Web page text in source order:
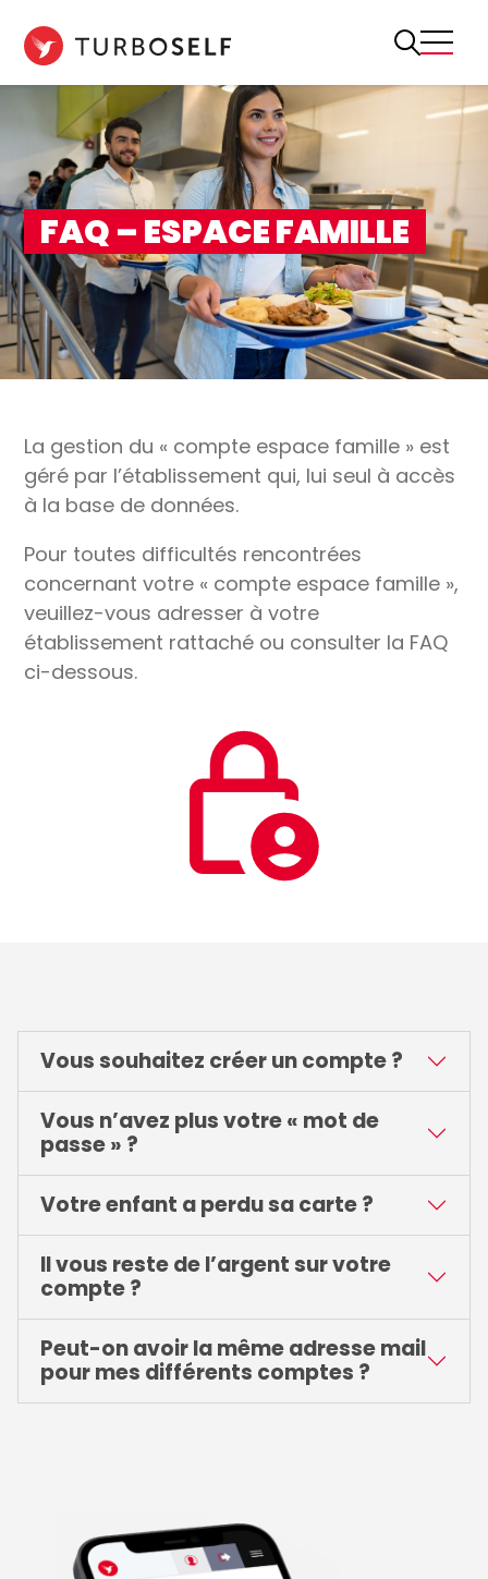
contenu
FAQ – ESPACE FAMILLE
La gestion du « compte espace famille » est
géré par l’établissement qui, lui seul à accès
à la base de données.
Pour toutes difficultés rencontrées
concernant votre « compte espace famille »,
veuillez-vous adresser à votre
établissement rattaché ou consulter la FAQ
ci-dessous.
Vous souhaitez créer un compte ?
Vous n’avez plus votre « mot de
passe » ?
Votre enfant a perdu sa carte ?
Il vous reste de l’argent sur votre
compte ?
Peut-on avoir la même adresse mail
pour mes différents comptes ?